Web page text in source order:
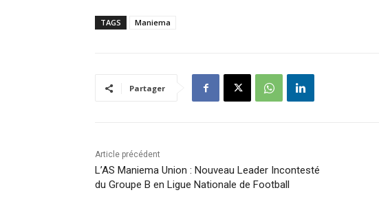
TAGS Maniema
Partager
Article précédent
L’AS Maniema Union : Nouveau Leader Incontesté
du Groupe B en Ligue Nationale de Football